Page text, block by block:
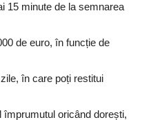
15 minute de la semnarea
de euro, în funcție de
în care poți restitui
împrumutul oricând dorești,